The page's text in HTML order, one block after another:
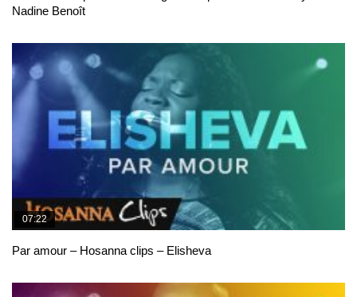
Nadine Benoît
07:22
Par amour – Hosanna clips – Elisheva